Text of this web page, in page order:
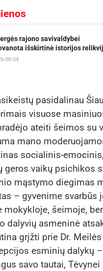
rajono savivaldybei
išskirtinė istorijos
08-04
pasidalinau
visuose
ateiti šeimos su
mano
socialinis-
geros vaikų psichikos
mąstymo diegimas
– gyvenime
mokykloje, šeimoje,
dalyvių asmeninė
grįžti prie Dr.
esminių dalykų
savo tautai,